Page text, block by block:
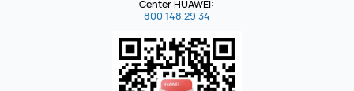
Center HUAWEI:
800 148 29 34